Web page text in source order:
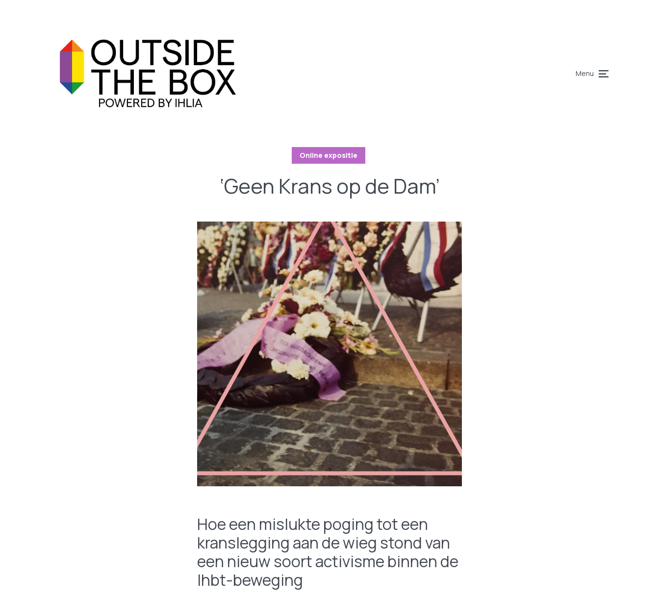
Menu
Online expositie
‘Geen Krans op de Dam’
Hoe een mislukte poging tot een
kranslegging aan de wieg stond van
een nieuw soort activisme binnen de
lhbt-beweging